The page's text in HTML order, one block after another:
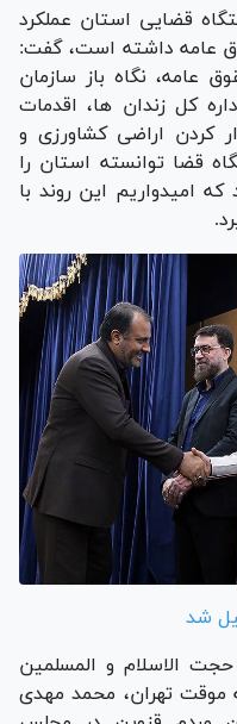
قضایی استان عملکرد
عامه داشته است، گفت:
عامه، نگاه باز سازمان
کل زندان ها، اقدمات
کردن اراضی کشاورزی و
قضا توانسته استان را
امیدواریم این روند با
شد
الاسلام و المسلمین
موقت تهران، محمد مهدی